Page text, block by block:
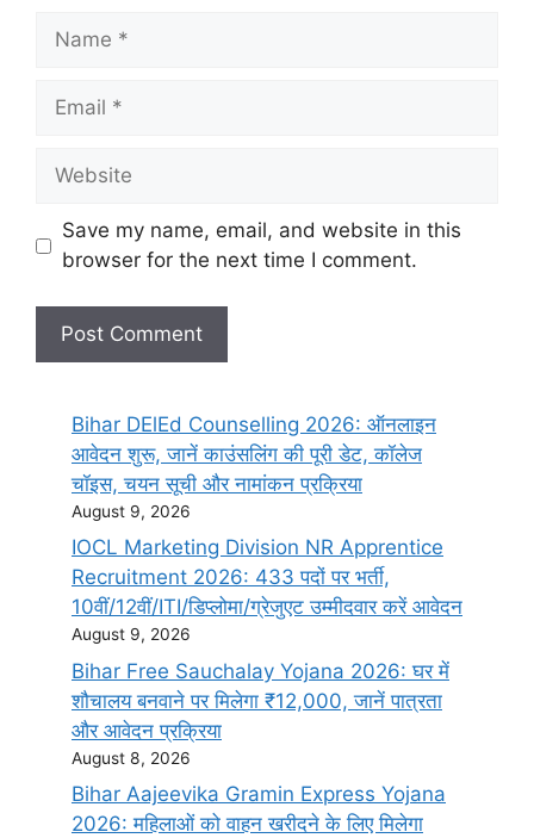
Save my name, email, and website in this
browser for the next time I comment.
Bihar DElEd Counselling 2026: ऑनलाइन
आवेदन शुरू, जानें काउंसलिंग की पूरी डेट, कॉलेज
चॉइस, चयन सूची और नामांकन प्रक्रिया
August 9, 2026
IOCL Marketing Division NR Apprentice
Recruitment 2026: 433 पदों पर भर्ती,
10वीं/12वीं/ITI/डिप्लोमा/ग्रेजुएट उम्मीदवार करें आवेदन
August 9, 2026
Bihar Free Sauchalay Yojana 2026: घर में
शौचालय बनवाने पर मिलेगा ₹12,000, जानें पात्रता
और आवेदन प्रक्रिया
August 8, 2026
Bihar Aajeevika Gramin Express Yojana
2026: महिलाओं को वाहन खरीदने के लिए मिलेगा